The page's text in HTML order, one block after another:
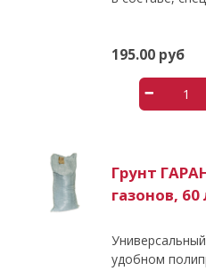
195.00 руб
Грунт
газонов, 60
удобном